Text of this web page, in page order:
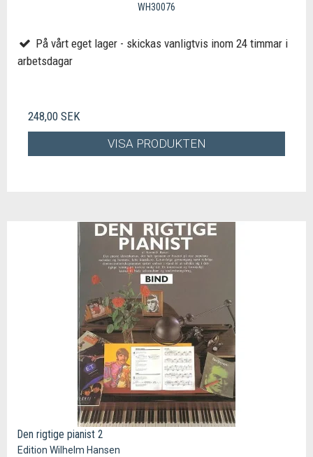
WH30076
På vårt eget lager - skickas vanligtvis inom 24 timmar i
arbetsdagar
248,00 SEK
VISA PRODUKTEN
Den rigtige pianist 2
Edition Wilhelm Hansen